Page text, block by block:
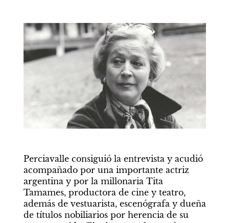
Perciavalle consiguió la entrevista y acudió
acompañado por una importante actriz
argentina y por la millonaria Tita
Tamames, productora de cine y teatro,
además de vestuarista, escenógrafa y dueña
de títulos nobiliarios por herencia de su